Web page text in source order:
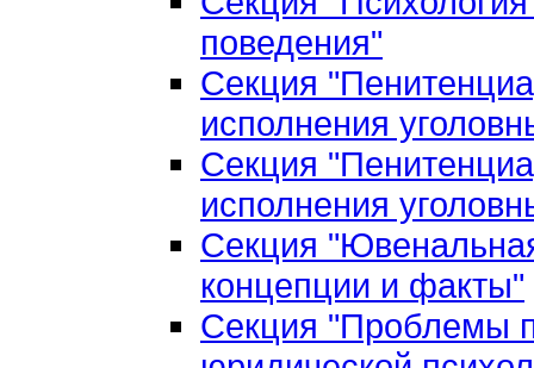
поведения"
Секция
исполнения
Секция
исполнения
Секция
концепции и факты"
Секция "Проблемы